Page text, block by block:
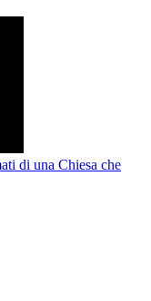
di una Chiesa che